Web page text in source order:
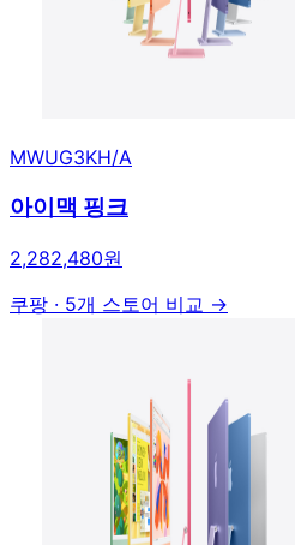
MWUG3KH/A
아이맥 핑크
2,282,480원
쿠팡 · 5개 스토어 비교 →